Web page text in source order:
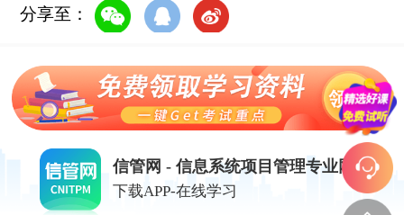
分享至：
信管网 - 信息系统项目管理专业网站
下载APP-在线学习